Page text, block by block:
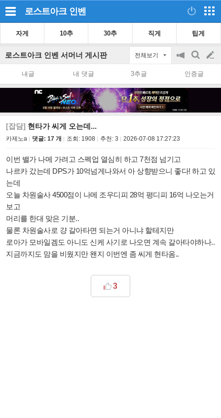
로스트아크 인벤
자게 10추 30추 직게 팁게
로스트아크 인벤 서머너 게시판 전체보기
공
on/off
검
색
글
쓰
내글 내 댓글 3추글 인증글
[잡담] 현타가 씨게 오는데...
카제노a 댓글: 17 개 조회: 1908 추천: 3 2026-07-08 17:27:23
이번 밸가 나메 가려고 스펙업 열심히 하고 7천점 넘기고
나르카 갔는데 DPS가 10억넘게나와서 아 상향받으니 좋다! 하고 있
는데
오늘 차원술사 4500점이 나메 조우디피 28억 평디피 16억 나오는거
보고
머리를 한대 맞은 기분..
물론 차원술사로 걍 갈아타면 되는거 아니냐 할테지만
로아가 모바일겜도 아니도 신케 사기로 나오면 계속 갈아타야하나..
지금까지도 맘을 비웠지만 왠지 이번엔 좀 씨게 현타옴..
3